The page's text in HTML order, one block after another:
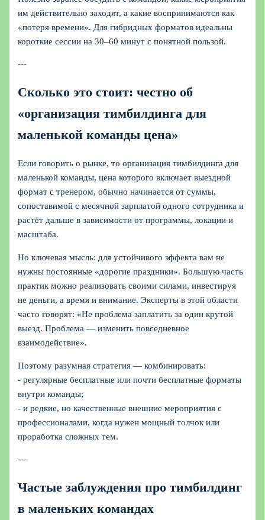
им действительно заходят, а какие воспринимаются как
«потеря времени». Для гибридных форматов идеальны
короткие сессии на 30–60 минут с понятной пользой.
---
Сколько это стоит: честно об
«организация тимбилдинга для
маленькой команды цена»
Если говорить о рынке, то организация тимбилдинга для
маленькой команды, цена которого включает выездной
формат с тренером, обычно начинается от суммы,
сопоставимой с месячной зарплатой одного сотрудника и
растёт дальше в зависимости от программы, локации и
масштаба.
Но ключевая мысль: для устойчивого эффекта вам не
нужны постоянные «дорогие праздники». Большую часть
практик можно реализовать своими силами, инвестируя
не деньги, а время и внимание. Эксперты в этой области
часто говорят: «Не проблема заплатить за один крутой
выезд. Проблема — изменить повседневное
взаимодействие».
Поэтому разумная стратегия — комбинировать:
- регулярные бесплатные или почти бесплатные форматы
внутри команды;
- и редкие, но качественные внешние мероприятия с
профессионалами, когда нужен мощный толчок или
проработка сложных тем.
---
Частые заблуждения про тимбилдинг
в маленьких командах